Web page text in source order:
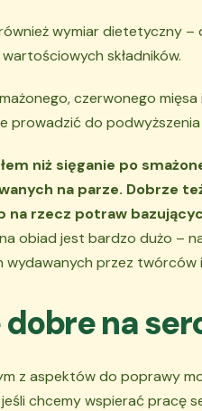
wymiar dietetyczny
składników.
czerwonego
prowadzić do
niż sięganie po
na parze. Dobrze
na rzecz potraw
obiad jest bardzo dużo –
przez twórców
na
z aspektów do poprawy
chcemy wspierać pracę